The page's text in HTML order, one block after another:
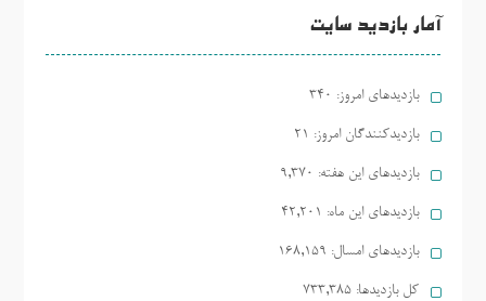
آمار بازدید سایت
بازدیدهای امروز: 340
بازدیدکنندگان امروز: 21
بازدیدهای این هفته: 9,370
بازدیدهای این ماه: 42,201
بازدیدهای امسال: 168,159
کل بازدیدها: 733,385